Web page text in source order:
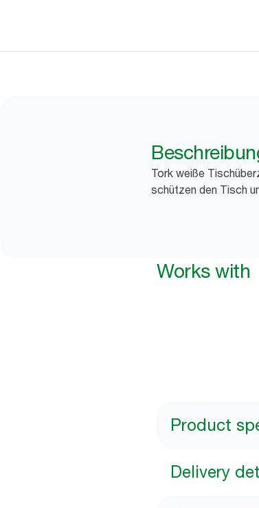
Tork weiße
schützen den Tisch
Works with
Product
Delivery